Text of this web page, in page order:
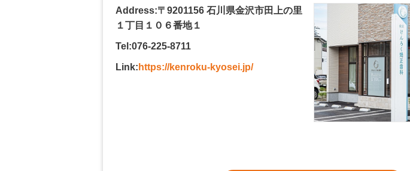
Address:〒9201156 石川県金沢市田上の里
１丁目１０６番地１
Tel:076-225-8711
Link: https://kenroku-kyosei.jp/